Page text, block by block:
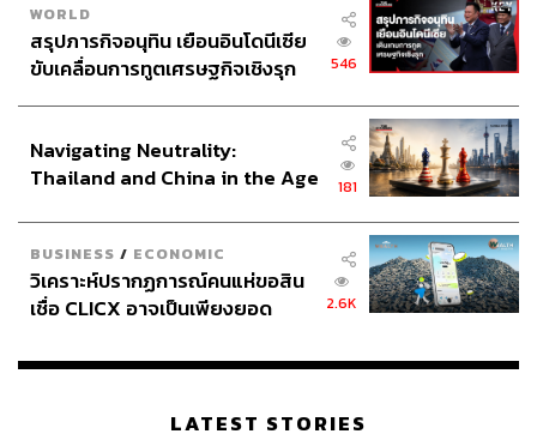
WORLD
สรุปภารกิจอนุทิน เยือนอินโดนีเซีย
ขับเคลื่อนการทูตเศรษฐกิจเชิงรุก
546
Navigating Neutrality:
Thailand and China in the Age
181
BUSINESS / ECONOMIC
วิเคราะห์ปรากฏการณ์คนแห่ขอสิน
เชื่อ CLICX อาจเป็นเพียงยอด
เรือนไทยที่ถูกซุกไว้
2.6K
LATEST STORIES